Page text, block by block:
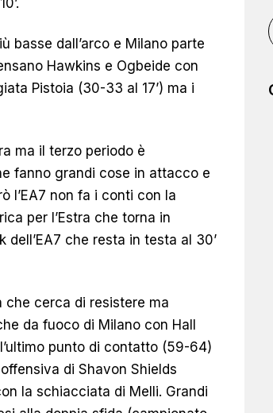
basse dall’arco e Milano parte
Hawkins e Ogbeide con
Pistoia (30-33 al 17’) ma i
ma il terzo periodo è
fanno grandi cose in attacco e
l’EA7 non fa i conti con la
per l’Estra che torna in
che resta in testa al 30’
che cerca di resistere ma
da fuoco di Milano con Hall
punto di contatto (59-64)
di Shavon Shields
la schiacciata di Melli. Grandi